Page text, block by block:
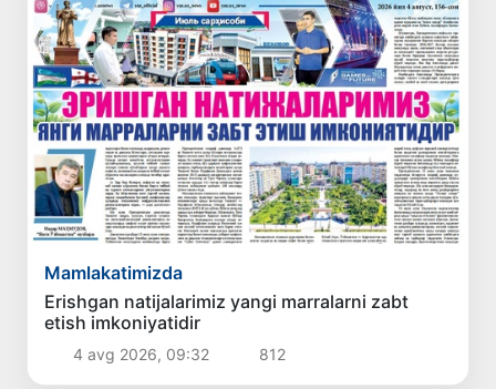
Mamlakatimizda
Erishgan natijalarimiz yangi marralarni zabt
etish imkoniyatidir
4 avg 2026, 09:32 812